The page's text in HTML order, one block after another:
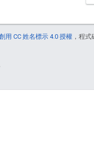
用 CC 姓名標示 4.0 授權 ，程